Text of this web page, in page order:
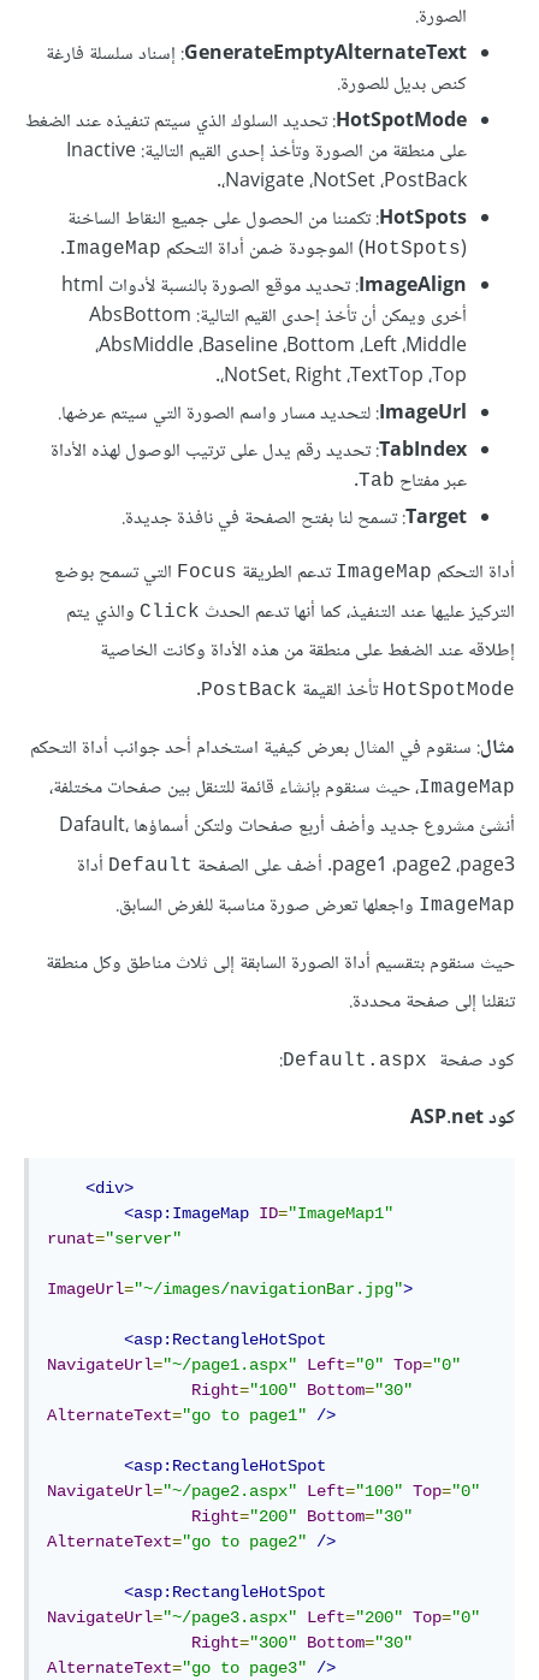
الصورة.
GenerateEmptyAlternateText: إسناد سلسلة فارغة
كنص بديل للصورة.
HotSpotMode: تحديد السلوك الذي سيتم تنفيذه عند الضغط
على منطقة من الصورة وتأخذ إحدى القيم التالية: Inactive
،Navigate ،NotSet ،PostBack.
HotSpots: تكمننا من الحصول على جميع النقاط الساخنة
(
HotSpots) الموجودة ضمن أداة التحكم ImageMap
.
ImageAlign
: تحديد موقع الصورة بالنسبة لأدوات html
أخرى ويمكن أن تأخذ إحدى القيم التالية: AbsBottom
،AbsMiddle ،Baseline ،Bottom ،Left ،Middle
،NotSet، Right ،TextTop ،Top.
ImageUrl: لتحديد مسار واسم الصورة التي سيتم عرضها.
TabIndex: تحديد رقم يدل على ترتيب الوصول لهذه الأداة
عبر مفتاح Tab
.
Target: تسمح لنا بفتح الصفحة في نافذة جديدة.
أداة التحكم ImageMap تدعم الطريقة Focus التي تسمح بوضع
التركيز عليها عند التنفيذ، كما أنها تدعم الحدث Click والذي يتم
إطلاقه عند الضغط على منطقة من هذه الأداة وكانت الخاصية
HotSpotMode تأخذ القيمة PostBack
.
مثال: سنقوم في المثال بعرض كيفية استخدام أحد جوانب أداة التحكم
ImageMap، حيث سنقوم بإنشاء قائمة للتنقل بين صفحات مختلفة،
أنشئ مشروع جديد وأضف أربع صفحات ولتكن أسماؤها Dafault،
page1 ،page2 ،page3. أضف على الصفحة
Default أداة
ImageMap واجعلها تعرض صورة مناسبة للغرض السابق.
حيث سنقوم بتقسيم أداة الصورة السابقة إلى ثلاث مناطق وكل منطقة
تنقلنا إلى صفحة محددة.
كود صفحة
:
كود ASP.net
<div>
<asp:ImageMap ID="ImageMap1"
runat="server"
ImageUrl="~/images/navigationBar.jpg">
<asp:RectangleHotSpot
NavigateUrl="~/page1.aspx" Left="0" Top="0"
Right="100" Bottom="30"
AlternateText="go to page1" />
<asp:RectangleHotSpot
NavigateUrl="~/page2.aspx" Left="100" Top="0"
Right="200" Bottom="30"
AlternateText="go to page2" />
<asp:RectangleHotSpot
NavigateUrl="~/page3.aspx" Left="200" Top="0"
Right="300" Bottom="30"
AlternateText="go to page3" />